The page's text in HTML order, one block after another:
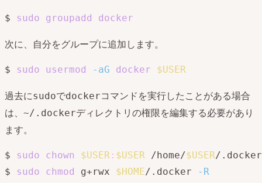
$ sudo groupadd docker
次に、自分をグループに追加します。
$ sudo usermod -aG docker $USER
過去にsudoでdockerコマンドを実行したことがある場合
は、 ~/.dockerディレクトリの権限を編集する必要があり
ます。
$ sudo chown $USER : $USER /home/$USER/
$ sudo chmod g+rwx $HOME/.docker -R